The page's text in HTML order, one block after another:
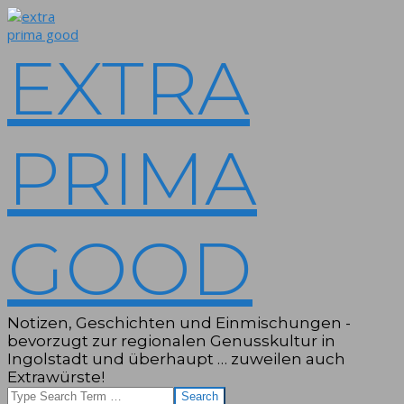
Skip
to
EXTRA
PRIMA
GOOD
Notizen, Geschichten und Einmischungen -
bevorzugt zur regionalen Genusskultur in
Ingolstadt und überhaupt … zuweilen auch
Extrawürste!
Search